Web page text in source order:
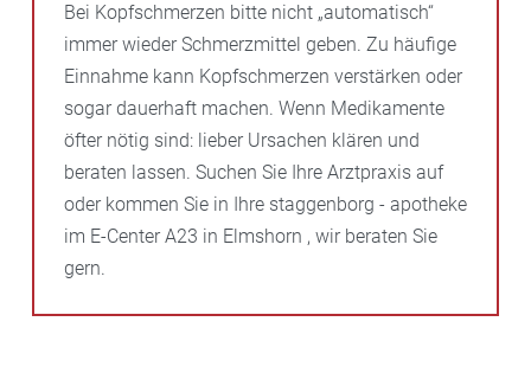
Bei Kopfschmerzen bitte nicht „automatisch“
immer wieder Schmerzmittel geben. Zu häufige
Einnahme kann Kopfschmerzen verstärken oder
sogar dauerhaft machen. Wenn Medikamente
öfter nötig sind: lieber Ursachen klären und
beraten lassen. Suchen Sie Ihre Arztpraxis auf
oder kommen Sie in Ihre staggenborg - apotheke
im E-Center A23 in Elmshorn , wir beraten Sie
gern.